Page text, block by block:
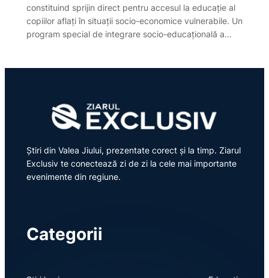
constituind sprijin direct pentru accesul la educație al
copiilor aflați în situații socio-economice vulnerabile. Un
program special de integrare socio-educațională a…
Știri din Valea Jiului, prezentate corect și la timp. Ziarul
Exclusiv te conectează zi de zi la cele mai importante
evenimente din regiune.
Categorii